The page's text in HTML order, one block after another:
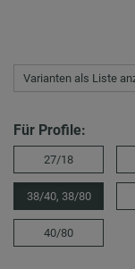
Varianten als Liste
Für Profile:
27/18
38/40, 38/80
40/80